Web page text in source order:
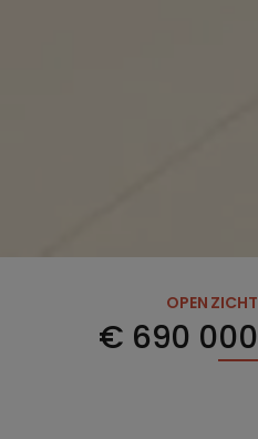
OPEN ZICHT
€ 690 000